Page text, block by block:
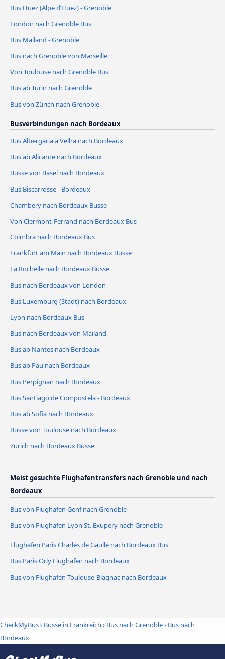
Bus Huez (Alpe d’Huez) - Grenoble
London nach Grenoble Bus
Bus Mailand - Grenoble
Bus nach Grenoble von Marseille
Von Toulouse nach Grenoble Bus
Bus ab Turin nach Grenoble
Bus von Zürich nach Grenoble
Busverbindungen nach Bordeaux
Bus Albergaria a Velha nach Bordeaux
Bus ab Alicante nach Bordeaux
Busse von Basel nach Bordeaux
Bus Biscarrosse - Bordeaux
Chambery nach Bordeaux Busse
Von Clermont-Ferrand nach Bordeaux Bus
Coimbra nach Bordeaux Bus
Frankfurt am Main nach Bordeaux Busse
La Rochelle nach Bordeaux Busse
Bus nach Bordeaux von London
Bus Luxemburg (Stadt) nach Bordeaux
Lyon nach Bordeaux Bus
Bus nach Bordeaux von Mailand
Bus ab Nantes nach Bordeaux
Bus ab Pau nach Bordeaux
Bus Perpignan nach Bordeaux
Bus Santiago de Compostela - Bordeaux
Bus ab Sofia nach Bordeaux
Busse von Toulouse nach Bordeaux
Zürich nach Bordeaux Busse
Meist gesuchte Flughafentransfers nach Grenoble und nach
Bordeaux
Bus von Flughafen Genf nach Grenoble
Bus von Flughafen Lyon St. Exupery nach Grenoble
Flughafen Paris Charles de Gaulle nach Bordeaux Bus
Bus Paris Orly Flughafen nach Bordeaux
Bus von Flughafen Toulouse-Blagnac nach Bordeaux
CheckMyBus› Busse in Frankreich › Bus nach Grenoble› Bus nach
Bordeaux